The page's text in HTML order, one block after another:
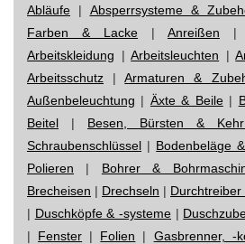
Abläufe | Absperrsysteme &
Farben & Lacke | Anreißen |
Arbeitskleidung |Arbeitsleuchten |
Arbeitsschutz |Armaturen &
Außenbeleuchtung | Äxte & Beile|
Beitel | Besen, Bürsten &
Schraubenschlüssel | Bodenbeläge
Polieren | Bohrer &
Brecheisen | Drechseln | Durchtreiber
| Duschköpfe & -systeme |
| Fenster | Folien | Gasbrenner, -